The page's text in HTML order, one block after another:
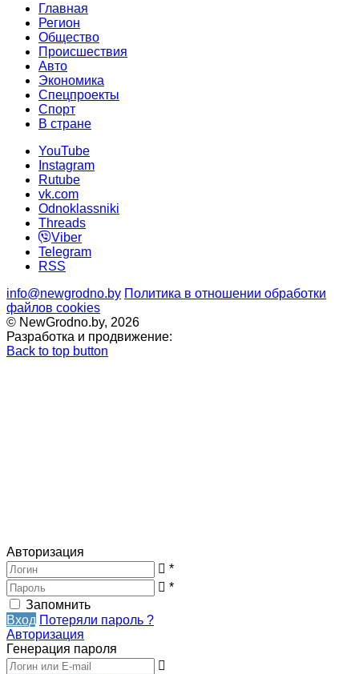
Главная
Регион
Общество
Происшествия
Авто
Экономика
Спецпроекты
Cпорт
В стране
YouTube
Instagram
Rutube
vk.com
Odnoklassniki
Threads
Viber
Telegram
RSS
info@newgrodno.by Политика в отношении обработки
файлов cookies
© NewGrodno.by, 2026
Разработка и продвижение:
Back to top button
Авторизация
*
*
Запомнить
Вход Потеряли пароль ?
Авторизация
Генерация пароля